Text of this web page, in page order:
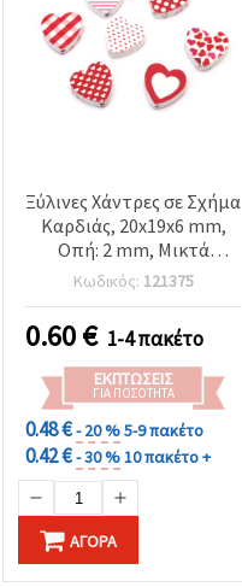
Ξύλινες Χάντρες σε Σχήμα
Καρδιάς, 20x19x6 mm,
Οπή: 2 mm, Μικτά
Χρώματα - 5 τεμ.
Κωδικός: 121375
0.60€ 1-4 πακέτο
ΕΚΠΤΏΣΕΙΣ
ΓΙΑ ΠΟΣΌΤΗΤΑ
0.48 €- 20 %5-9 πακέτο
0.42 €- 30 %10 πακέτο +
ΑΓΟΡΆ